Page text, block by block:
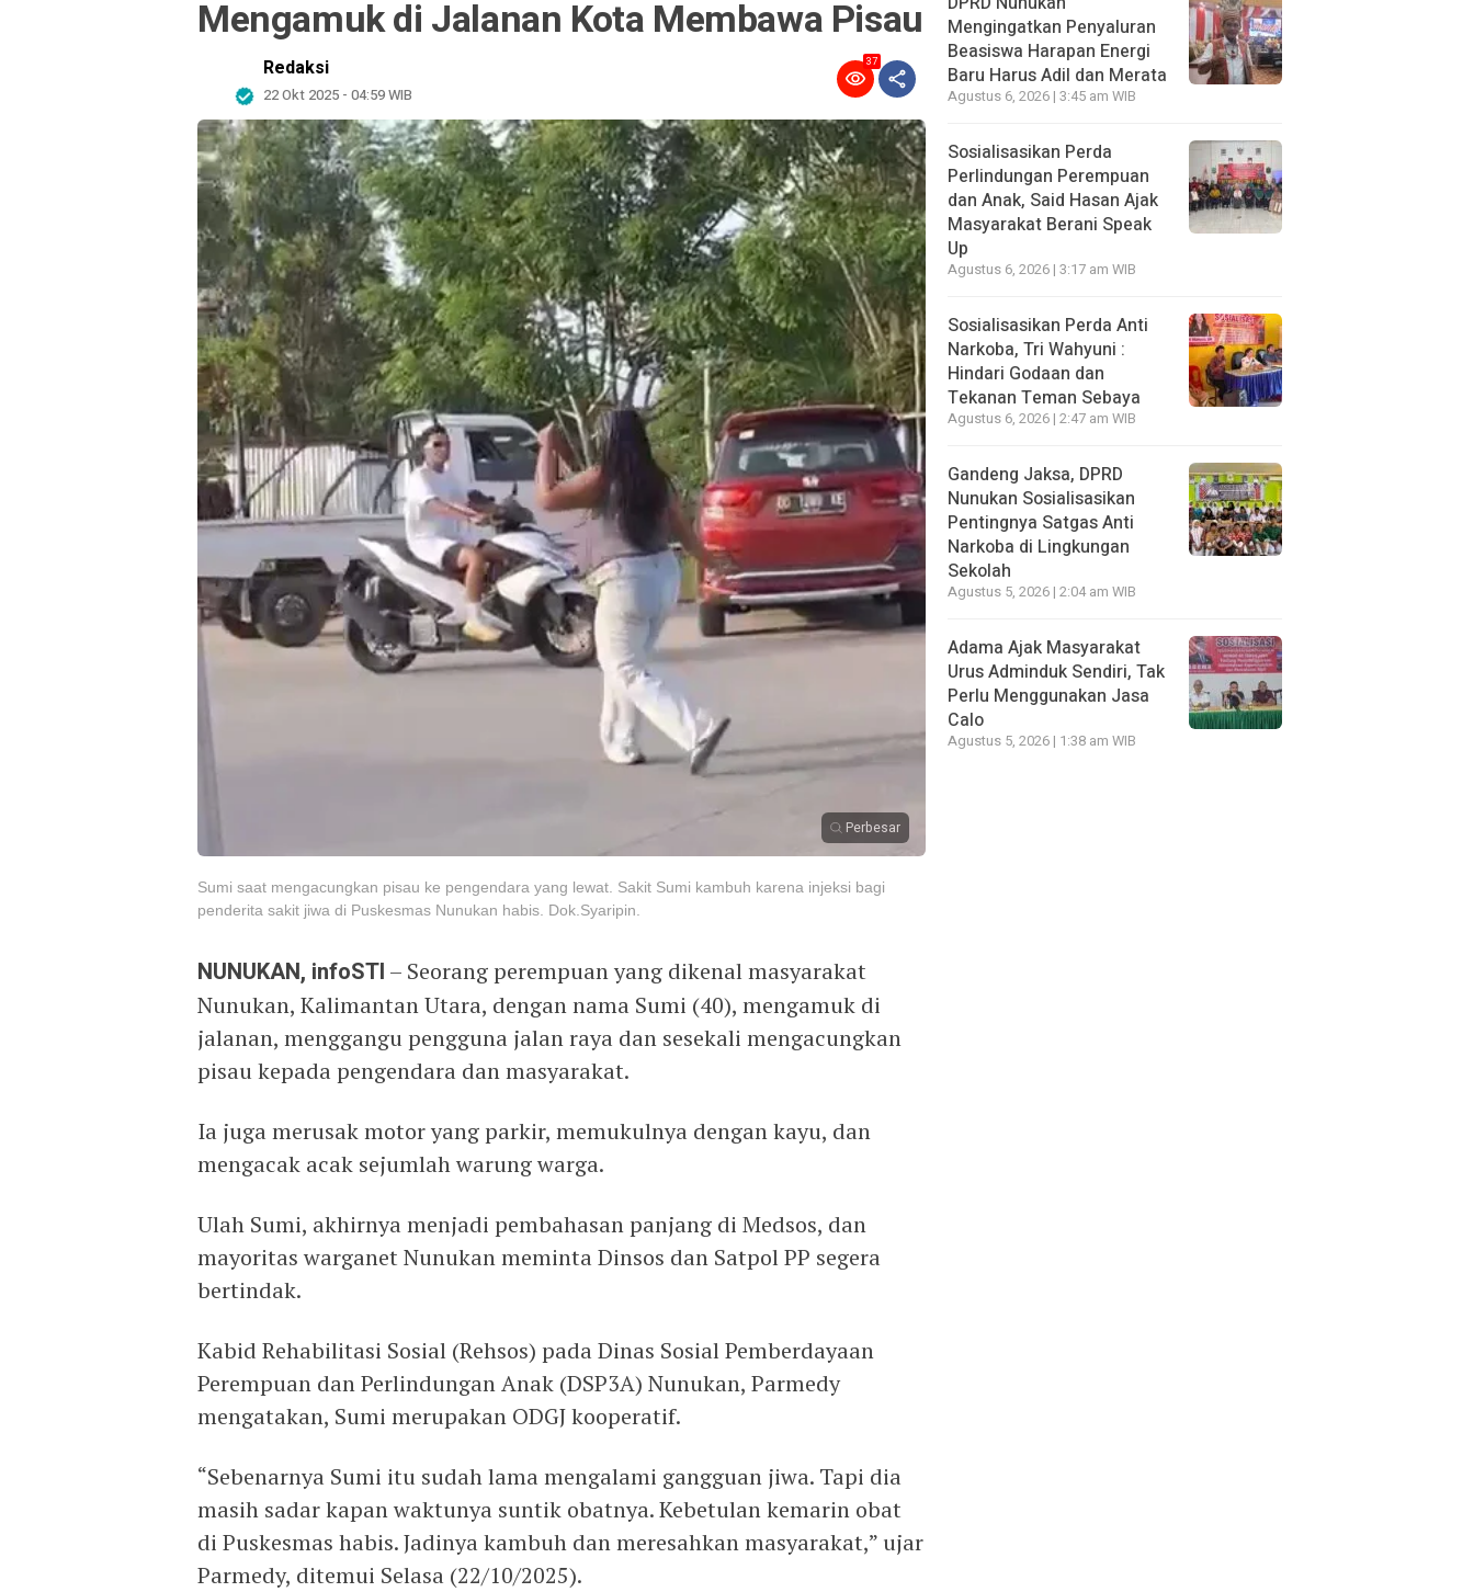
Mengamuk di Jalanan Kota Membawa Pisau
Redaksi
22 Okt 2025 - 04:59 WIB
37
Perbesar
Sumi saat mengacungkan pisau ke pengendara yang lewat. Sakit Sumi kambuh karena injeksi bagi
penderita sakit jiwa di Puskesmas Nunukan habis. Dok.Syaripin.
NUNUKAN, infoSTI – Seorang perempuan yang dikenal masyarakat
Nunukan, Kalimantan Utara, dengan nama Sumi (40), mengamuk di
jalanan, menggangu pengguna jalan raya dan sesekali mengacungkan
pisau kepada pengendara dan masyarakat.
Ia juga merusak motor yang parkir, memukulnya dengan kayu, dan
mengacak acak sejumlah warung warga.
Ulah Sumi, akhirnya menjadi pembahasan panjang di Medsos, dan
mayoritas warganet Nunukan meminta Dinsos dan Satpol PP segera
bertindak.
Kabid Rehabilitasi Sosial (Rehsos) pada Dinas Sosial Pemberdayaan
Perempuan dan Perlindungan Anak (DSP3A) Nunukan, Parmedy
mengatakan, Sumi merupakan ODGJ kooperatif.
“Sebenarnya Sumi itu sudah lama mengalami gangguan jiwa. Tapi dia
masih sadar kapan waktunya suntik obatnya. Kebetulan kemarin obat
di Puskesmas habis. Jadinya kambuh dan meresahkan masyarakat,” ujar
Parmedy, ditemui Selasa (22/10/2025).
Mengingatkan Penyaluran
Beasiswa Harapan Energi
Baru Harus Adil dan Merata
Agustus 6, 2026 | 3:45 am WIB
Sosialisasikan Perda
Perlindungan Perempuan
dan Anak, Said Hasan Ajak
Masyarakat Berani Speak
Up
Agustus 6, 2026 | 3:17 am WIB
Sosialisasikan Perda Anti
Narkoba, Tri Wahyuni :
Hindari Godaan dan
Tekanan Teman Sebaya
Agustus 6, 2026 | 2:47 am WIB
Gandeng Jaksa, DPRD
Nunukan Sosialisasikan
Pentingnya Satgas Anti
Narkoba di Lingkungan
Sekolah
Agustus 5, 2026 | 2:04 am WIB
Adama Ajak Masyarakat
Urus Adminduk Sendiri, Tak
Perlu Menggunakan Jasa
Calo
Agustus 5, 2026 | 1:38 am WIB